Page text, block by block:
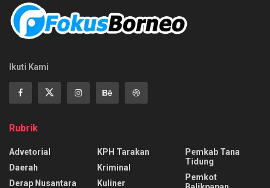
Ikuti Kami
Rubrik
Advetorial
Daerah
Derap Nusantara
KPH Tarakan
Kriminal
Kuliner
Pemkab Tana
Tidung
Pemkot